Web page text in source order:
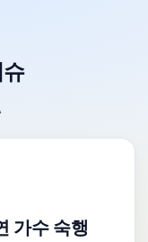
가수 숙행